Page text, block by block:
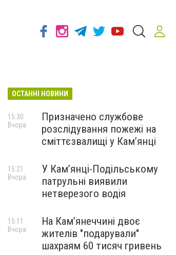
ОСТАННІ НОВИНИ
Призначено службове
розслідування пожежі на
сміттєзвалищі у Кам’янці
15:30
Вчора
У Кам’янці-Подільському
патрульні виявили
нетверезого водія
15:21
Вчора
На Камʼянеччині двоє
жителів "подарували"
шахраям 60 тисяч гривень
15:11
Вчора